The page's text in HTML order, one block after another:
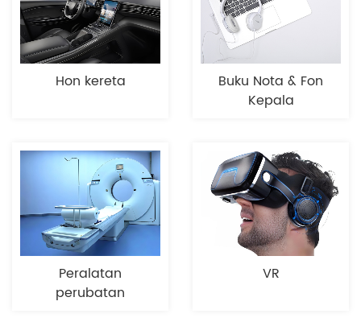
Hon kereta
Buku Nota & Fon
Kepala
Peralatan
perubatan
VR